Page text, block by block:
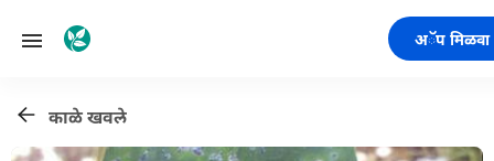
अॅप मिळवा
काळे खवले